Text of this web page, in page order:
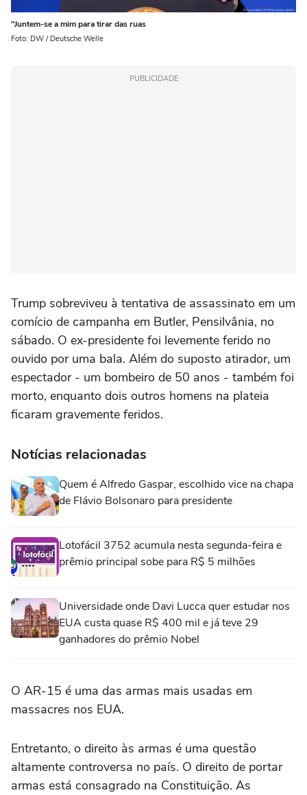
"Juntem-se a mim para tirar das ruas
Foto: DW / Deutsche Welle
PUBLICIDADE
Trump sobreviveu à tentativa de assassinato em um
comício de campanha em Butler, Pensilvânia, no
sábado. O ex-presidente foi levemente ferido no
ouvido por uma bala. Além do suposto atirador, um
espectador - um bombeiro de 50 anos - também foi
morto, enquanto dois outros homens na plateia
ficaram gravemente feridos.
Notícias relacionadas
Quem é Alfredo Gaspar, escolhido vice na chapa
de Flávio Bolsonaro para presidente
Lotofácil 3752 acumula nesta segunda-feira e
prêmio principal sobe para R$ 5 milhões
Universidade onde Davi Lucca quer estudar nos
EUA custa quase R$ 400 mil e já teve 29
ganhadores do prêmio Nobel
O AR-15 é uma das armas mais usadas em
massacres nos EUA.
Entretanto, o direito às armas é uma questão
altamente controversa no país. O direito de portar
armas está consagrado na Constituição. As